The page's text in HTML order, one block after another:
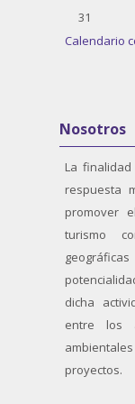
Sin
31
Calendario
Nosotros
La finalidad
respuesta
promover
turismo
dicha
entre los
proyectos.